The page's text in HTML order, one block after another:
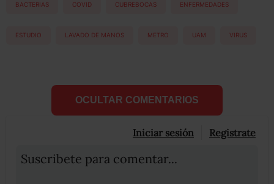
BACTERIAS COVID CUBREBOCAS ENFERMEDADES
ESTUDIO LAVADO DE MANOS METRO UAM VIRUS
OCULTAR COMENTARIOS
Iniciar sesión Registrate
Suscribete para comentar...